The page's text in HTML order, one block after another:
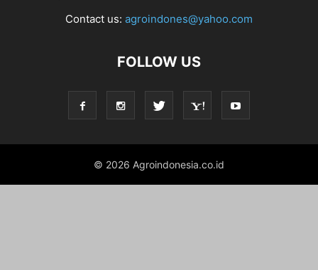
Contact us: agroindones@yahoo.com
FOLLOW US
© 2026 Agroindonesia.co.id